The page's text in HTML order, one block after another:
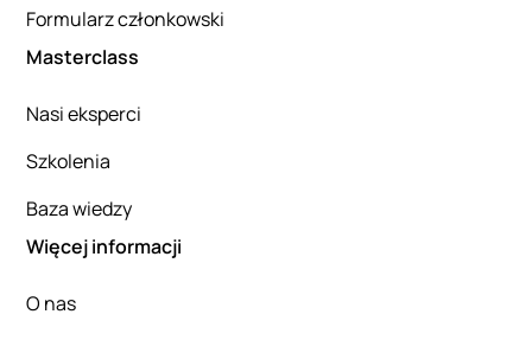
Formularz członkowski
Masterclass
Nasi eksperci
Szkolenia
Baza wiedzy
Więcej informacji
O nas